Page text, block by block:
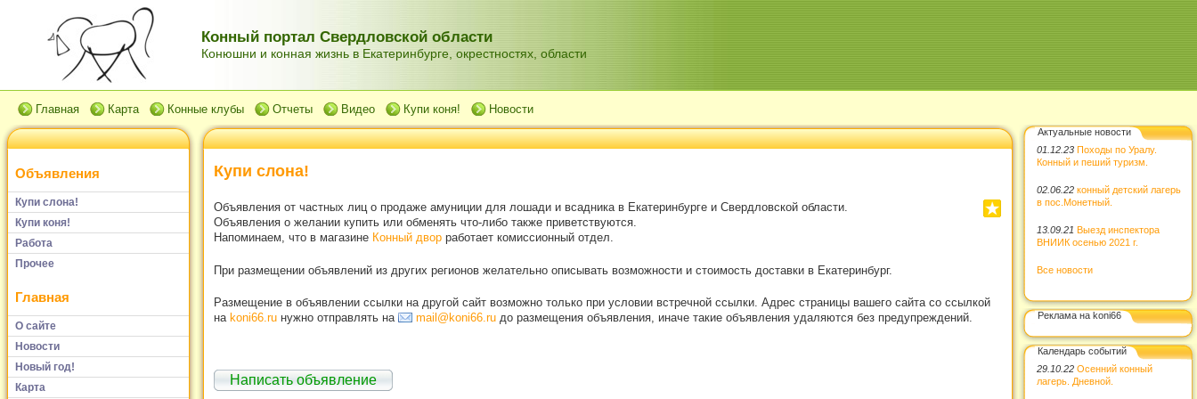
Конный портал Свердловской области
Конюшни и конная жизнь в Екатеринбурге, окрестностях, области
Главная Карта Конные клубы Отчеты Видео Купи коня! Новости
Объявления
Купи слона!
Купи коня!
Работа
Прочее
Главная
О сайте
Новости
Новый год!
Карта
Купи слона!
Объявления от частных лиц о продаже амуниции для лошади и всадника в Екатеринбурге и Свердловской области.
Объявления о желании купить или обменять что-либо также приветствуются.
Напоминаем, что в магазине Конный двор работает комиссионный отдел.
При размещении объявлений из других регионов желательно описывать возможности и стоимость доставки в Екатеринбург.
Размещение в объявлении ссылки на другой сайт возможно только при условии встречной ссылки. Адрес страницы вашего сайта со ссылкой
на koni66.ru нужно отправлять на mail@koni66.ru до размещения объявления, иначе такие объявления удаляются без предупреждений.
Написать объявление
Актуальные новости
01.12.23 Походы по Уралу.
Конный и пеший туризм.
02.06.22 конный детский лагерь
в пос.Монетный.
13.09.21 Выезд инспектора
ВНИИК осенью 2021 г.
Все новости
Реклама на koni66
Календарь событий
29.10.22 Осенний конный
лагерь. Дневной.